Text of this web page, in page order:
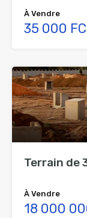
À Vendre
35 000
Terrain de
À Vendre
18 000